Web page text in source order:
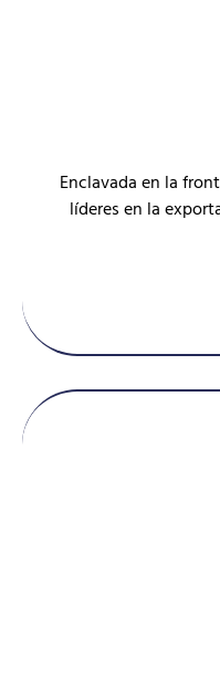
Enclavada en la
líderes en la